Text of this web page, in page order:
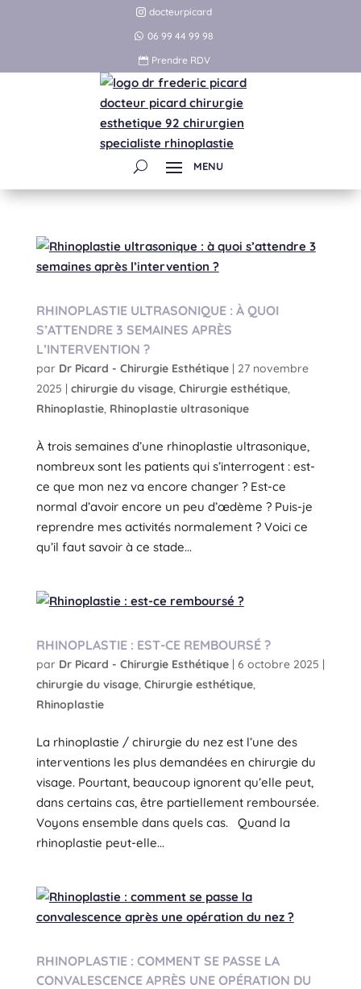
docteurpicard
06 99 44 99 98
Prendre RDV
RHINOPLASTIE ULTRASONIQUE : À QUOI
S’ATTENDRE 3 SEMAINES APRÈS
L’INTERVENTION ?
par Dr Picard - Chirurgie Esthétique| 27 novembre
2025 | chirurgie du visage, Chirurgie esthétique,
Rhinoplastie, Rhinoplastie ultrasonique
À trois semaines d’une rhinoplastie ultrasonique,
nombreux sont les patients qui s’interrogent : est-
ce que mon nez va encore changer ? Est-ce
normal d’avoir encore un peu d’œdème ? Puis-je
reprendre mes activités normalement ? Voici ce
qu’il faut savoir à ce stade...
RHINOPLASTIE : EST-CE REMBOURSÉ ?
par Dr Picard - Chirurgie Esthétique| 6 octobre 2025 |
chirurgie du visage, Chirurgie esthétique,
Rhinoplastie
La rhinoplastie / chirurgie du nez est l’une des
interventions les plus demandées en chirurgie du
visage. Pourtant, beaucoup ignorent qu’elle peut,
dans certains cas, être partiellement remboursée.
Voyons ensemble dans quels cas. Quand la
rhinoplastie peut-elle...
RHINOPLASTIE : COMMENT SE PASSE LA
CONVALESCENCE APRÈS UNE OPÉRATION DU